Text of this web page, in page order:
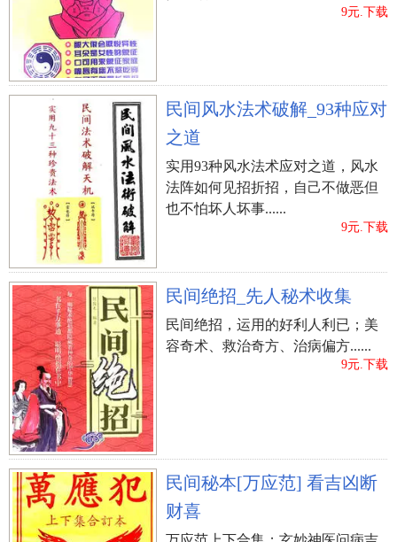
9元.下载
民间风水法术破解_93种应对
之道
实用93种风水法术应对之道，风水
法阵如何见招折招，自己不做恶但
也不怕坏人坏事......
9元.下载
民间绝招_先人秘术收集
民间绝招，运用的好利人利已；美
容奇术、救治奇方、治病偏方......
9元.下载
民间秘本[万应范] 看吉凶断
财喜